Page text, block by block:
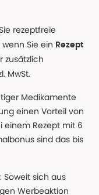
rezeptfreie
Sie ein Rezept
zusätzlich
MwSt.
Medikamente
einen Vorteil von
einem Rezept mit 6
sind das bis
Soweit sich aus
Werbeaktion